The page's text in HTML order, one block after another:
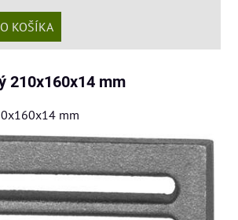
KOŠÍKA
210x160x14 mm
mm